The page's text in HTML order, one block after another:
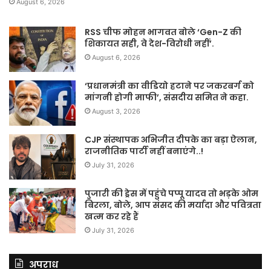
August 6, 2026
RSS चीफ मोहन भागवत बोले ‘Gen-Z की
शिकायत सही, वे देश-विरोधी नहीं’.
August 6, 2026
‘प्रधानमंत्री का वीडियो हटाने पर जकरबर्ग को
मांगनी होगी माफी’, संसदीय समित ने कहा.
August 3, 2026
CJP संस्थापक अभिजीत दीपके का बड़ा ऐलान,
राजनीतिक पार्टी नहीं बनाएंगे..!
July 31, 2026
पुजारी की ड्रेस में पहुंचे पप्पू यादव तो भड़के ओम
बिरला, बोले, आप संसद की मर्यादा और पवित्रता
खत्म कर रहे हैं
July 31, 2026
अपराध